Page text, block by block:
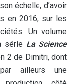
échelle, d’avoir
en 2016, sur les
Un volume
série La Science
2 de Dimitri, dont
ailleurs une